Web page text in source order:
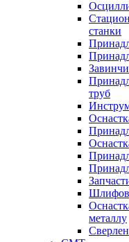
станки
труб
металлу